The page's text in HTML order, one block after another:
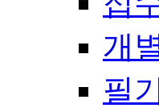
개
필